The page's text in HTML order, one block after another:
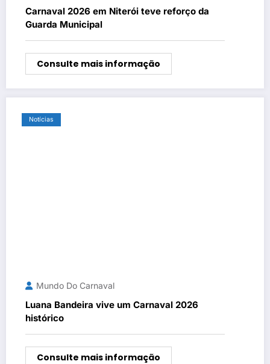
Carnaval 2026 em Niterói teve reforço da
Guarda Municipal
Consulte mais informação
Notícias
Mundo Do Carnaval
Luana Bandeira vive um Carnaval 2026
histórico
Consulte mais informação